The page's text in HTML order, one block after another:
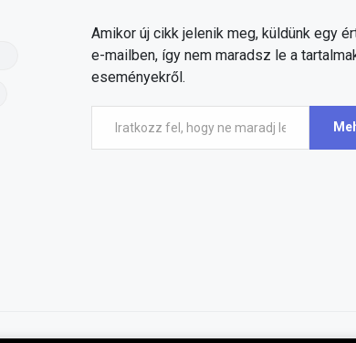
Amikor új cikk jelenik meg, küldünk egy
e-mailben, így nem maradsz le a
eseményekről.